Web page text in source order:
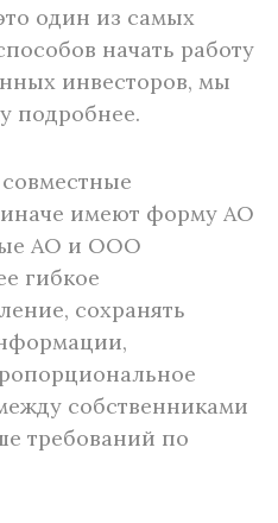
один из самых
начать работу
инвесторов, мы
подробнее.
имеют форму АО
АО и ООО
гибкое
сохранять
собственниками
требований по